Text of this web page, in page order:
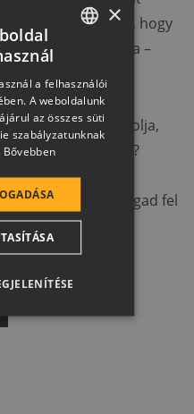
lehet benne, hogy
ameddig a takarója –
és azt gondolja,
DIY módon is?
ha szakembert fogad fel
HUNGARIAN
SLOVAK
GERMAN
ROMANIAN
CROATIAN
SR
RO-HU
×
a felhasználói
A weboldalunk
az összes süti
szabályzatunknak
Bővebben